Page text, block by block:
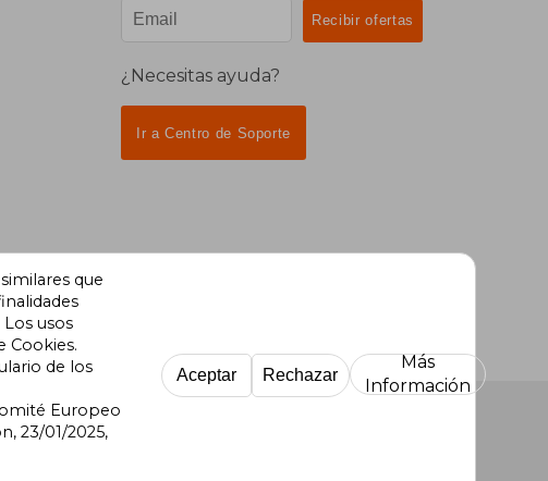
¿Necesitas ayuda?
Ir a Centro de Soporte
que
usos
Cookies.
de los
Europeo
23/01/2025,
Aceptar Rechazar
Más
Información